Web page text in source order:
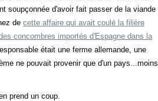
soupçonnée d'avoir fait passer de la viande
de cette affaire qui avait coulé la filière
concombres importés d'Espagne dans la
était une ferme allemande, une
ne pouvait provenir que d'un pays...moins
prend un coup.